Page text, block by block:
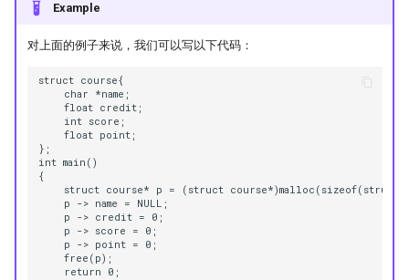
Example
对上面的例子来说，我们可以写以下代码：
struct course{
    char *name;
    float credit;
    int score;
    float point;
};
int main()
{
struct course* p = (struct course*)malloc(sizeof(struct
    p -> name = NULL;
    p -> credit = 0;
    p -> score = 0;
    p -> point = 0;
    free(p);
    return 0;